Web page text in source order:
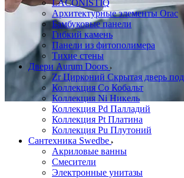
LACONISTIQ
Архитектурные элементы Orac
Бамбуковые панели
Гибкий камень
Панели из фитополимера
Тихие стены
Двери Aurum Doors
Zr Цирконий Скрытая дверь
Коллекция Co Кобальт
Коллекция Ni Никель
Коллекция Pd Палладий
Коллекция Pt Платина
Коллекция Pu Плутоний
Сантехника Swedbe
Акриловые ванны
Смесители
Электронные унитазы